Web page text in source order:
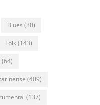
Blues (30)
Folk(143)
(64)
(409)
(137)